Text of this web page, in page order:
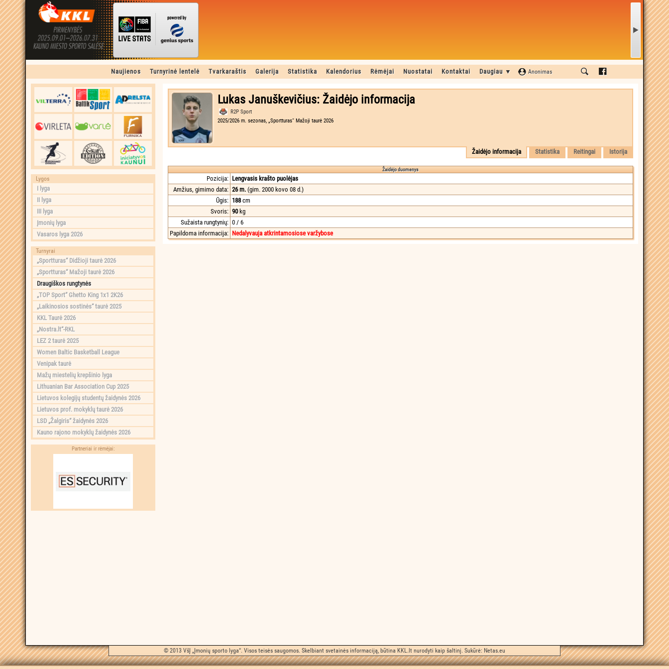
Naujienos Turnyrinė lentelė Tvarkaraštis Galerija Statistika Kalendorius Rėmėjai Nuostatai Kontaktai Daugiau ▼ Anonimas
Lygos
I lyga
II lyga
III lyga
Įmonių lyga
Vasaros lyga 2026
Turnyrai
„Sportturas“ Didžioji taurė 2026
„Sportturas“ Mažoji taurė 2026
Draugiškos rungtynės
„TOP Sport“ Ghetto King 1x1 2K26
„Laikinosios sostinės“ taurė 2025
KKL Taurė 2026
„Nostra.lt“-RKL
LEZ 2 taurė 2025
Women Baltic Basketball League
Venipak taurė
Mažų miestelių krepšinio lyga
Lithuanian Bar Association Cup 2025
Lietuvos kolegijų studentų žaidynės 2026
Lietuvos prof. mokyklų taurė 2026
LSD „Žalgiris“ žaidynės 2026
Kauno rajono mokyklų žaidynės 2026
Partneriai ir rėmėjai:
Lukas Januškevičius: Žaidėjo informacija
R2P Sport
2025/2026 m. sezonas, „Sportturas“ Mažoji taurė 2026
Žaidėjo informacija Statistika Reitingai Istorija
Žaidėjo duomenys
Pozicija: Lengvasis krašto puolėjas
Amžius, gimimo data: 26 m. (gim. 2000 kovo 08 d.)
Ūgis: 188cm
Svoris: 90kg
Sužaista rungtynių: 0 / 6
Papildoma informacija: Nedalyvauja atkrintamosiose varžybose
© 2013 VšĮ „Įmonių sporto lyga“. Visos teisės saugomos. Skelbiant svetainės informaciją, būtina KKL.lt nurodyti kaip šaltinį. Sukūrė: Netas.eu